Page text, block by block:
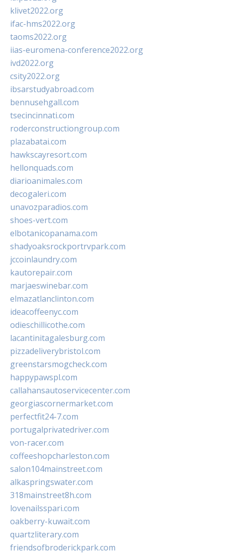
klivet2022.org
ifac-hms2022.org
taoms2022.org
iias-euromena-conference2022.org
ivd2022.org
csity2022.org
ibsarstudyabroad.com
bennusehgall.com
tsecincinnati.com
roderconstructiongroup.com
plazabatai.com
hawkscayresort.com
hellonquads.com
diarioanimales.com
decogaleri.com
unavozparadios.com
shoes-vert.com
elbotanicopanama.com
shadyoaksrockportrvpark.com
jccoinlaundry.com
kautorepair.com
marjaeswinebar.com
elmazatlanclinton.com
ideacoffeenyc.com
odieschillicothe.com
lacantinitagalesburg.com
pizzadeliverybristol.com
greenstarsmogcheck.com
happypawspl.com
callahansautoservicecenter.com
georgiascornermarket.com
perfectfit24-7.com
portugalprivatedriver.com
von-racer.com
coffeeshopcharleston.com
salon104mainstreet.com
alkaspringswater.com
318mainstreet8h.com
lovenailsspari.com
oakberry-kuwait.com
quartzliterary.com
friendsofbroderickpark.com